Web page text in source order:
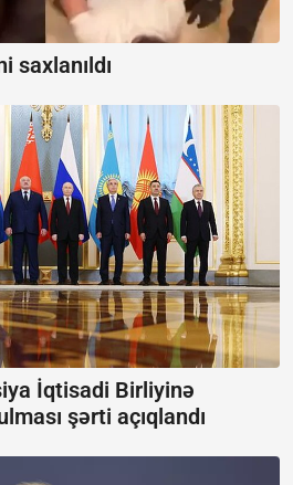
saxlanıldı
İqtisadi Birliyinə
şərti açıqlandı